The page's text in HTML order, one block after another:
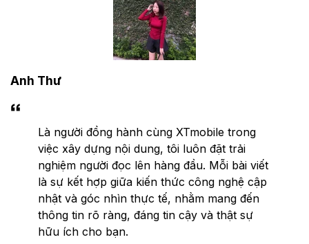
Anh Thư
Là người đồng hành cùng XTmobile trong
việc xây dựng nội dung, tôi luôn đặt trải
nghiệm người đọc lên hàng đầu. Mỗi bài viết
là sự kết hợp giữa kiến thức công nghệ cập
nhật và góc nhìn thực tế, nhằm mang đến
thông tin rõ ràng, đáng tin cậy và thật sự
hữu ích cho bạn.